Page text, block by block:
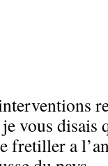
vous disais
fretiller a